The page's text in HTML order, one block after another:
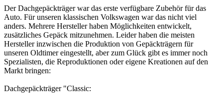
Der Dachgepäckträger war das erste verfügbare Zubehör für das
Auto. Für unseren klassischen Volkswagen war das nicht viel
anders. Mehrere Hersteller haben Möglichkeiten entwickelt,
zusätzliches Gepäck mitzunehmen. Leider haben die meisten
Hersteller inzwischen die Produktion von Gepäckträgern für
unseren Oldtimer eingestellt, aber zum Glück gibt es immer noch
Spezialisten, die Reproduktionen oder eigene Kreationen auf den
Markt bringen:
Dachgepäckträger "Classic: